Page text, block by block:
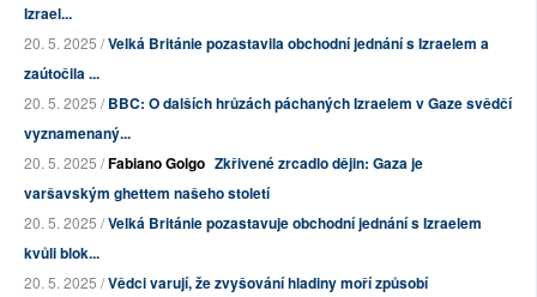
Izrael...
20. 5. 2025 /Velká Británie pozastavila obchodní jednání s Izraelem a
zaútočila ...
20. 5. 2025 /BBC: O dalších hrůzách páchaných Izraelem v Gaze svědčí
vyznamenaný...
20. 5. 2025 /Fabiano Golgo Zkřivené zrcadlo dějin: Gaza je
varšavským ghettem našeho století
20. 5. 2025 /Velká Británie pozastavuje obchodní jednání s Izraelem
kvůli blok...
20. 5. 2025 /Vědci varují, že zvyšování hladiny moří způsobí